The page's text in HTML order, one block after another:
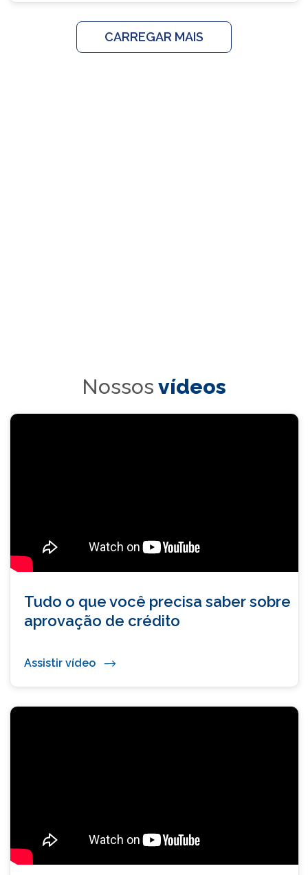
CARREGAR MAIS
Nossos vídeos
Tudo o que você precisa saber sobre
aprovação de crédito
Assistir vídeo